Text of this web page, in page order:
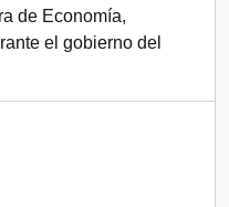
de Economía,
el gobierno del